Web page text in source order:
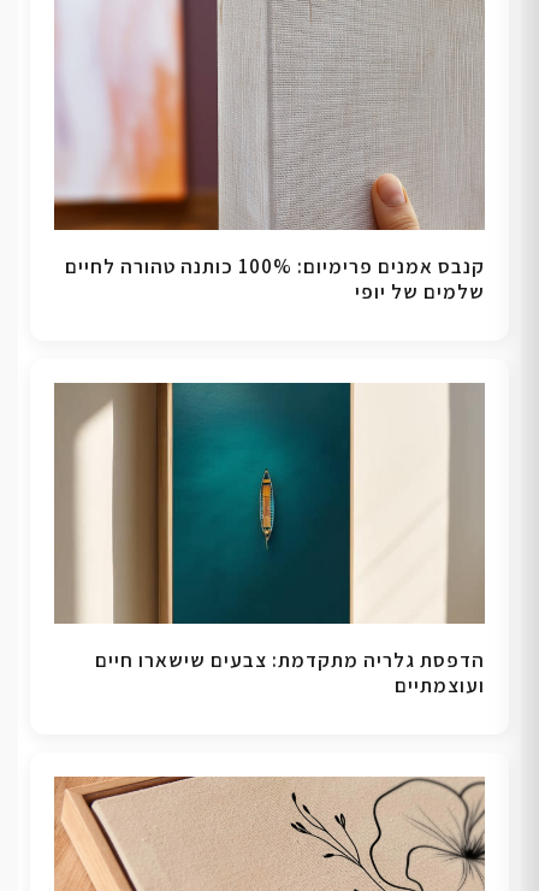
קנבס אמנים פרימיום: 100% כותנה טהורה לחיים
שלמים של יופי
הדפסת גלריה מתקדמת: צבעים שישארו חיים
ועוצמתיים